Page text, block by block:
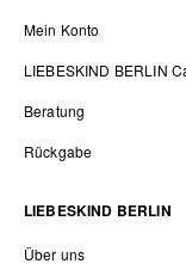
Mein Konto
LIEBESKIND BERLIN
Beratung
Rückgabe
LIEBESKIND BERLIN
Über uns